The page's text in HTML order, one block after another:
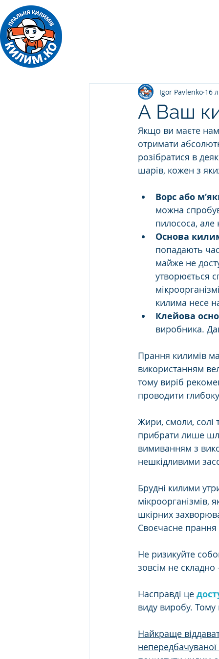
А Ваш
Igor Pavlenko 16
Якщо ви маєте
отримати
розібратися в
шарів, кожен з
Ворс або
можна
пилососа, але
Основа
попадають
майже не
утворюється
килима несе
Клейова
виробника.
Прання килимів
використанням
тому виріб
проводити
Жири, смоли, солі
прибрати лише
вимиванням з
нешкідливими
Брудні килими
мікроорганізмів,
шкірних
Своєчасне прання
Не ризикуйте
зовсім не
Насправді це
виду виробу. Тому
Найкраще